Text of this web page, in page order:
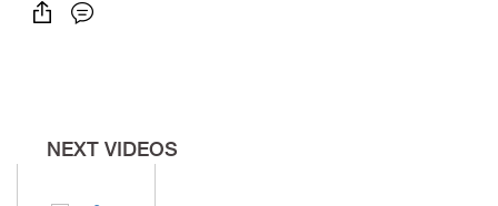
ने खाद में नहाने पर रोक लगाई हुई है
NEXT VIDEOS